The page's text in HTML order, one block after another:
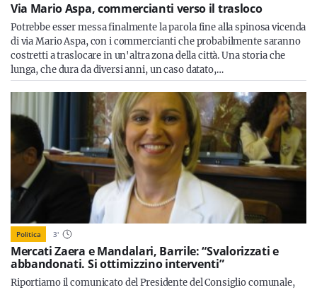
Via Mario Aspa, commercianti verso il trasloco
Potrebbe esser messa finalmente la parola fine alla spinosa vicenda
di via Mario Aspa, con i commercianti che probabilmente saranno
costretti a traslocare in un'altra zona della città. Una storia che
lunga, che dura da diversi anni, un caso datato,…
Politica 3'
Mercati Zaera e Mandalari, Barrile: “Svalorizzati e
abbandonati. Si ottimizzino interventi”
Riportiamo il comunicato del Presidente del Consiglio comunale,